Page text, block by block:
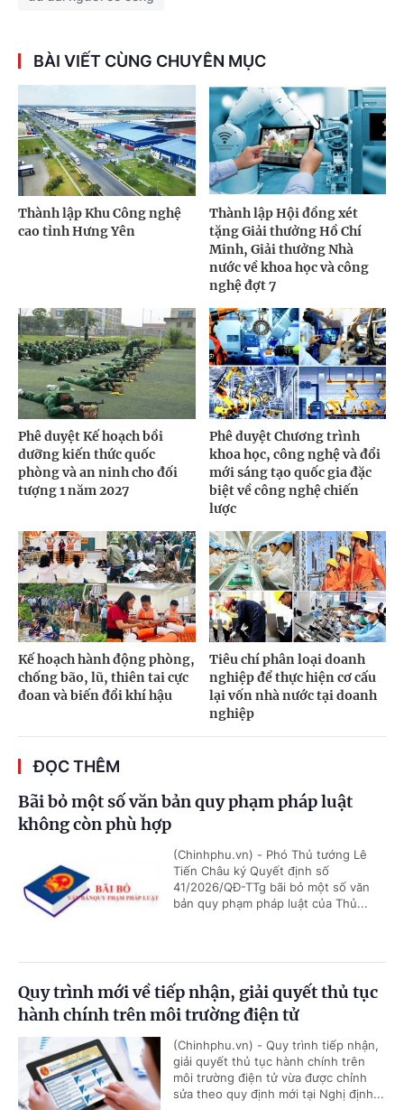
BÀI VIẾT CÙNG CHUYÊN MỤC
Thành lập Khu Công nghệ
cao tỉnh Hưng Yên
Thành lập Hội đồng xét
tặng Giải thưởng Hồ Chí
Minh, Giải thưởng Nhà
nước về khoa học và công
nghệ đợt 7
Phê duyệt Kế hoạch bồi
dưỡng kiến thức quốc
phòng và an ninh cho đối
tượng 1 năm 2027
Phê duyệt Chương trình
khoa học, công nghệ và đổi
mới sáng tạo quốc gia đặc
biệt về công nghệ chiến
lược
Kế hoạch hành động phòng,
chống bão, lũ, thiên tai cực
đoan và biến đổi khí hậu
Tiêu chí phân loại doanh
nghiệp để thực hiện cơ cấu
lại vốn nhà nước tại doanh
nghiệp
ĐỌC THÊM
Bãi bỏ một số văn bản quy phạm pháp luật
không còn phù hợp
(Chinhphu.vn) - Phó Thủ tướng Lê
Tiến Châu ký Quyết định số
41/2026/QĐ-TTg bãi bỏ một số văn
bản quy phạm pháp luật của Thủ...
Quy trình mới về tiếp nhận, giải quyết thủ tục
hành chính trên môi trường điện tử
(Chinhphu.vn) - Quy trình tiếp nhận,
giải quyết thủ tục hành chính trên
môi trường điện tử vừa được chỉnh
sửa theo quy định mới tại Nghị định...